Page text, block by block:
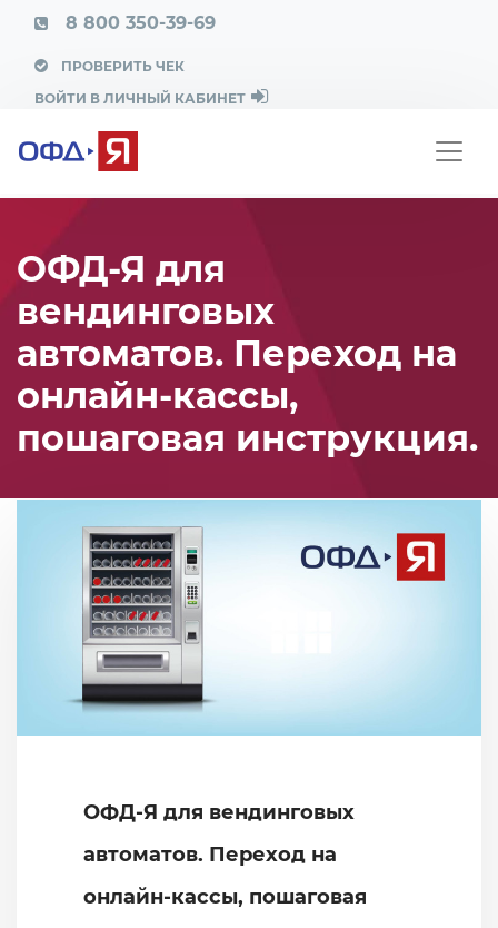
8 800 350-39-69
ПРОВЕРИТЬ ЧЕК
ВОЙТИ В ЛИЧНЫЙ КАБИНЕТ
ОФД-Я для
вендинговых
автоматов. Переход на
онлайн-кассы,
пошаговая инструкция.
ОФД-Я для вендинговых
автоматов. Переход на
онлайн-кассы, пошаговая